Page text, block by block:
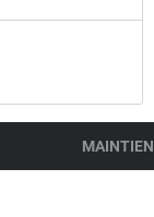
MAINTIEN